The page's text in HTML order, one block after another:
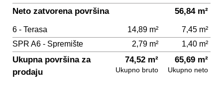
Neto zatvorena površina 56,84 m²
6 - Terasa 14,89 m²
7,45 m²
SPR A6 - Spremište
2,79 m² 1,40 m²
Ukupna površina za
prodaju
74,52 m²
Ukupno bruto
65,69 m²
Ukupno neto